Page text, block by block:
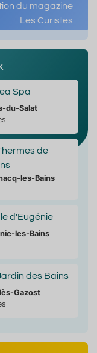
du magazine
Les Curistes
Spa
du-Salat
de
les-Bains
d'Eugénie
les-Bains
des Bains
Gazost